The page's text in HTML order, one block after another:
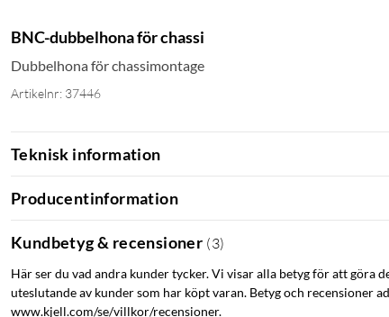
BNC-dubbelhona för chassi
Dubbelhona för chassimontage
Artikelnr: 37446
Teknisk information
Producentinformation
Kundbetyg & recensioner (3)
Här ser du vad andra kunder tycker. Vi visar alla betyg för att göra
uteslutande av kunder som har köpt varan. Betyg och recensioner
www.kjell.com/se/villkor/recensioner.